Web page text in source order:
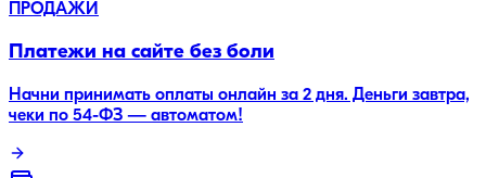
ПРОДАЖИ
Платежи на сайте без боли
Начни принимать оплаты онлайн за 2 дня. Деньги завтра,
чеки по 54-ФЗ — автоматом!